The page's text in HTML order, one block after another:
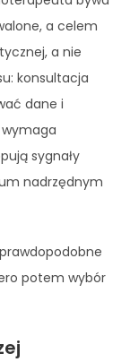
a celem
a nie
konsultacja
dane i
sygnały
nadrzędnym
potem wybór